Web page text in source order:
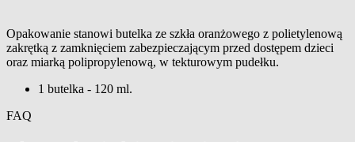
Opakowanie stanowi butelka ze szkła oranżowego z polietylenową
zakrętką z zamknięciem zabezpieczającym przed dostępem dzieci
oraz miarką polipropylenową, w tekturowym pudełku.
1 butelka - 120 ml.
FAQ